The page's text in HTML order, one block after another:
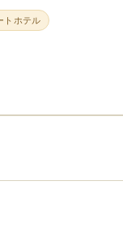
トホテル